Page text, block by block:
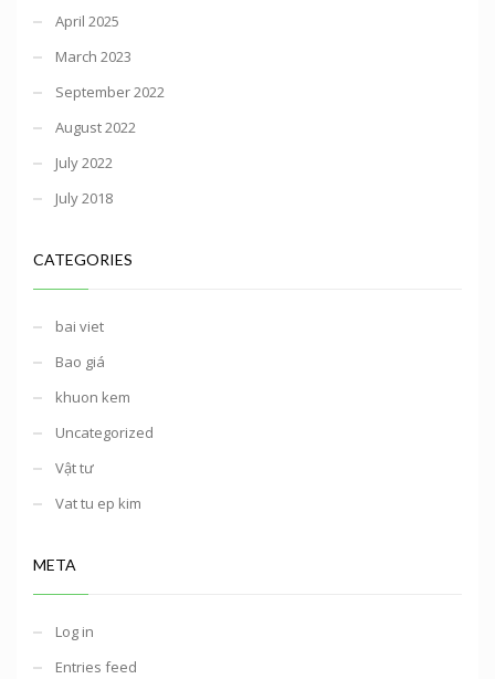
April 2025
March 2023
September 2022
August 2022
July 2022
July 2018
CATEGORIES
bai viet
Bao giá
khuon kem
Uncategorized
Vật tư
Vat tu ep kim
META
Log in
Entries feed